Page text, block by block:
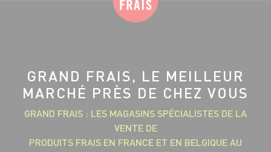
GRAND FRAIS, LE MEILLEUR
MARCHÉ PRÈS DE CHEZ VOUS
GRAND FRAIS : LES MAGASINS SPÉCIALISTES DE LA
VENTE DE
PRODUITS FRAIS EN FRANCE ET EN BELGIQUE AU